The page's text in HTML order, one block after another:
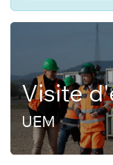
Visite
UEM